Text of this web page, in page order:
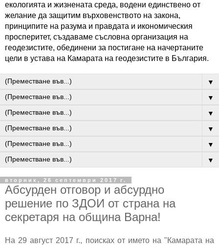
екологията и жизнената среда, водени единствено от
желание да защитим върховенството на закона,
принципите на разума и правдата и икономическия
просперитет, създаваме съсловна организация на
геодезистите, обединени за постигане на начертаните
цели в устава на Камарата на геодезистите в България.
▼
▼
▼
▼
▼
▼
вторник, 26 септември 2017 г.
Абсурден отговор и абсурдно
решение по ЗДОИ от страна на
секретаря на община Варна!
На 29 август 2017 г., поисках от името на "Камарата на